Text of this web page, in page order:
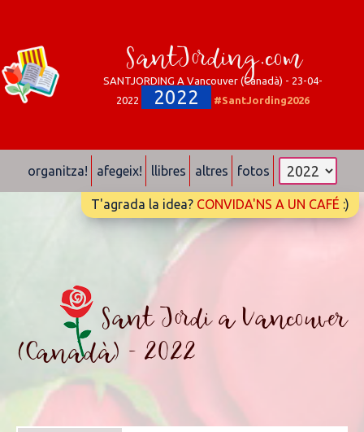
SantJording.com
SANTJORDING A Vancouver (Canadà) - 23-04-
2022
2022 #SantJording2026
organitza! afegeix! llibres altres fotos
T'agrada la idea? CONVIDA'NS A UN CAFÉ :)
Sant Jordi a Vancouver
(Canadà) - 2022